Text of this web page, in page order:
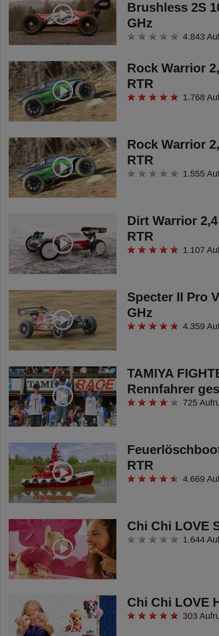
Brushless 2S
GHz
4.843
Rock Warrior
RTR
1.768
Rock Warrior
RTR
1.555
Dirt Warrior
RTR
1.107
Specter II Pro
GHz
4.359
TAMIYA
Rennfahrer
725
RTR
4.669
Chi Chi LOVE
1.644
Chi Chi LOVE
303